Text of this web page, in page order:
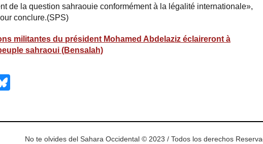
de la question sahraouie conformément à la légalité internationale»,
conclure.(SPS)
militantes du président Mohamed Abdelaziz éclaireront à
sahraoui (Bensalah)
No te olvides del Sahara Occidental © 2023 / Todos los derechos